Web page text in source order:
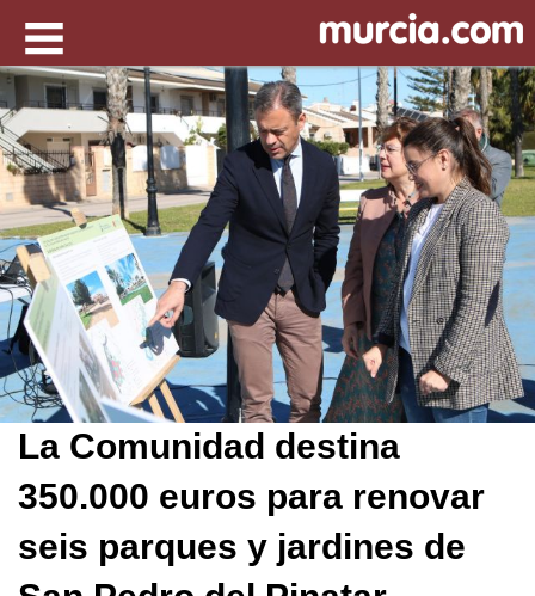
La Comunidad destina
350.000 euros para renovar
seis parques y jardines de